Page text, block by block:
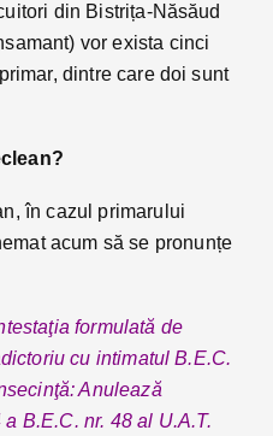
din Bistrița-Năsăud
vor exista cinci
dintre care doi sunt
în cazul primarului
acum să se pronunțe
formulată de
cu intimatul B.E.C.
Anulează
B.E.C. nr. 48 al U.A.T.